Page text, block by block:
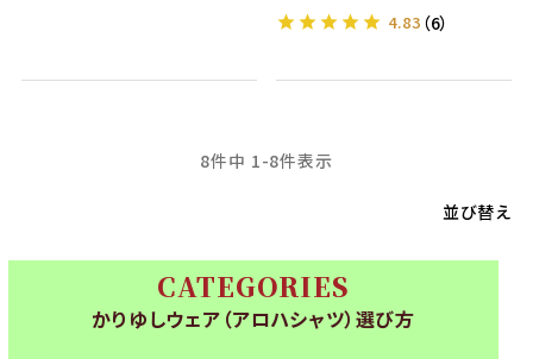
4.83 （6）
並び替え
8件中 1-8件表示
CATEGORIES
かりゆしウェア（アロハシャツ）選び方